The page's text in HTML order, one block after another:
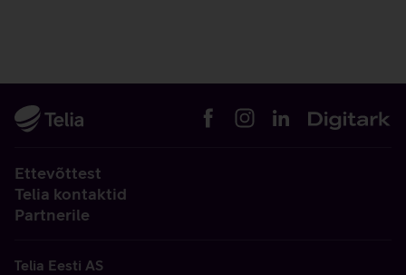
Ettevõttest
Telia kontaktid
Partnerile
Telia Eesti AS